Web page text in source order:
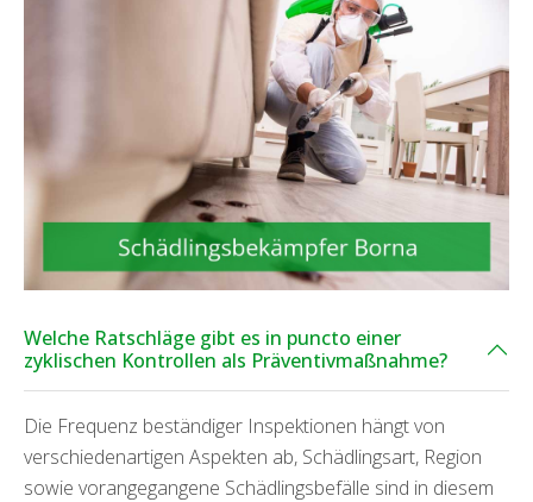
Welche Ratschläge gibt es in puncto einer
zyklischen Kontrollen als Präventivmaßnahme?
Die Frequenz beständiger Inspektionen hängt von
verschiedenartigen Aspekten ab, Schädlingsart, Region
sowie vorangegangene Schädlingsbefälle sind in diesem